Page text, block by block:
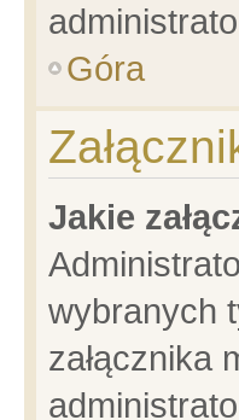
Góra
Jakie
wybranych
załącznika